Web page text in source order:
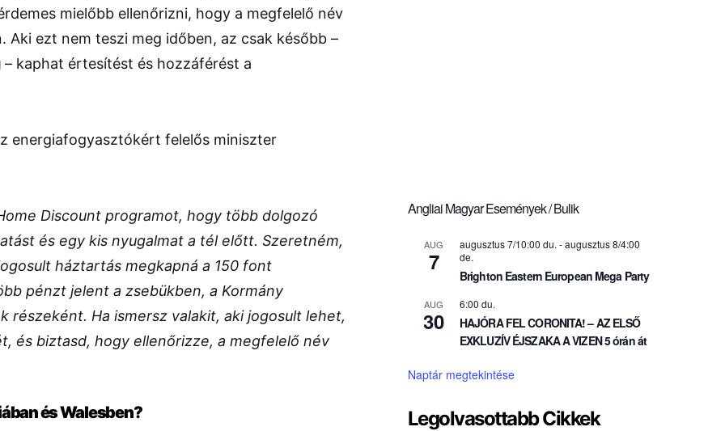
mielőbb ellenőrizni, hogy a megfelelő név
Aki ezt nem teszi meg időben, az csak később –
– kaphat értesítést és hozzáférést a
energiafogyasztókért felelős miniszter
Discount programot, hogy több dolgozó
és egy kis nyugalmat a tél előtt. Szeretném,
háztartás megkapná a 150 font
pénzt jelent a zsebükben, a Kormány
részeként. Ha ismersz valakit, aki jogosult lehet,
és biztasd, hogy ellenőrizze, a megfelelő név
és Walesben?
Angliai Magyar Események / Bulik
AUG
7
augusztus 7/10:00 du. -augusztus 8/4:00
de.
Brighton Eastern European Mega Party
AUG
30
6:00 du.
HAJÓRA FEL CORONITA! – AZ ELSŐ
EXKLUZÍV ÉJSZAKA A VIZEN 5 órán át
Naptár megtekintése
Legolvasottabb Cikkek